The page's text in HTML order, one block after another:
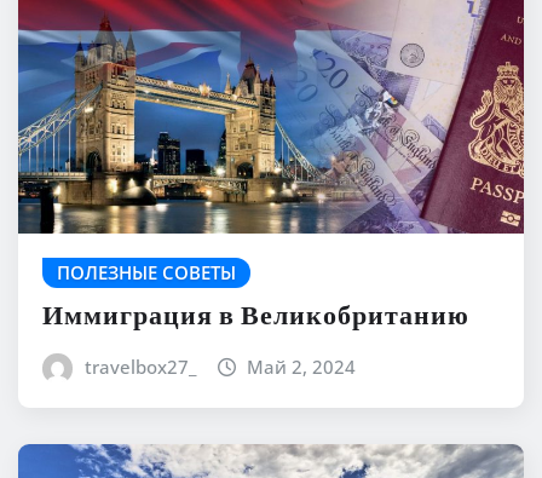
ПОЛЕЗНЫЕ СОВЕТЫ
Иммиграция в Великобританию
travelbox27_ Май 2, 2024